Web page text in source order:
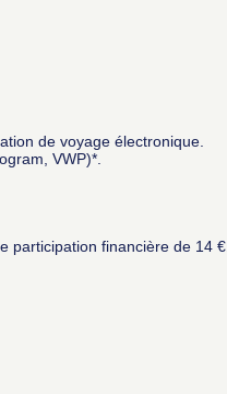
de voyage électronique.
VWP)*.
participation financière de 14